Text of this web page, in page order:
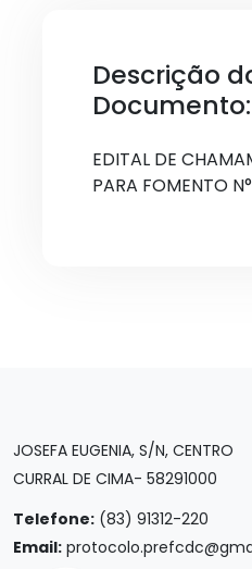
Descrição
Documento:
EDITAL DE
PARA FOMENTO
JOSEFA EUGENIA, S/N, CENTRO
CURRAL DE CIMA- 58291000
Telefone: (83) 91312-220
Email: